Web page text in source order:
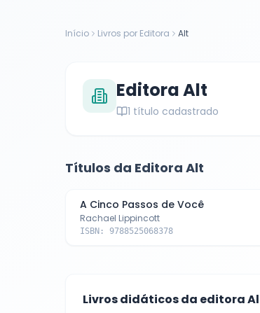
Início Livros por Editora Alt
EditoraAlt
1 título cadastrado
Títulos da Editora Alt
A Cinco Passos de Você
Rachael Lippincott
ISBN: 9788525068378
Livros didáticos da editora